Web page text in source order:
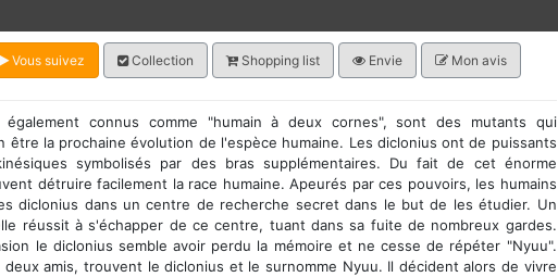
Vous suivez Collection Shopping list Envie Mon avis
également connus comme "humain à deux cornes", sont des mutants qui
être la prochaine évolution de l'espèce humaine. Les diclonius ont de puissants
symbolisés par des bras supplémentaires. Du fait de cet énorme
détruire facilement la race humaine. Apeurés par ces pouvoirs, les humains
diclonius dans un centre de recherche secret dans le but de les étudier. Un
réussit à s'échapper de ce centre, tuant dans sa fuite de nombreux gardes.
le diclonius semble avoir perdu la mémoire et ne cesse de répéter "Nyuu".
deux amis, trouvent le diclonius et le surnomme Nyuu. Il décident alors de vivre